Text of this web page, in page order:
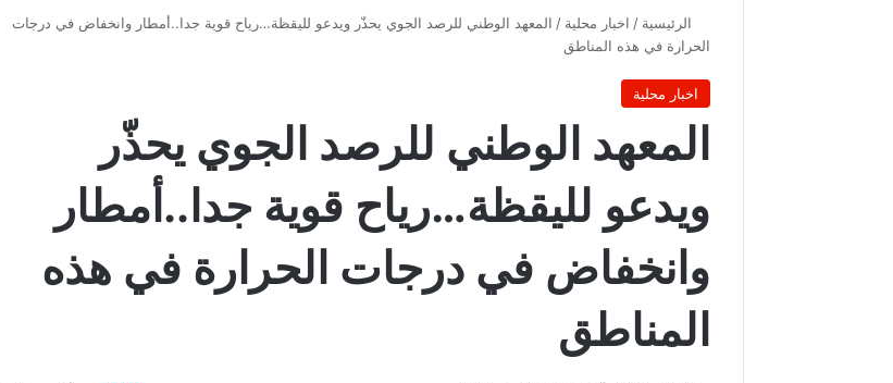
الرئيسية / اخبار محلية / المعهد الوطني للرصد الجوي يحذّر ويدعو لليقظة…رياح قوية جدا..أمطار وانخفاض في درجات
الحرارة في هذه المناطق
اخبار محلية
المعهد الوطني للرصد الجوي يحذّر
ويدعو لليقظة…رياح قوية جدا..أمطار
وانخفاض في درجات الحرارة في هذه
المناطق